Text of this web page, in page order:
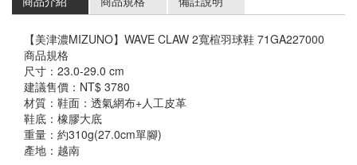
男上衣
女上衣
女下著
男下著
慢跑鞋
羽球鞋
YONEX優乃克
MIZUNO美津濃
【美津濃MIZUNO】WAVE CLAW 2寬楦羽球鞋 71GA227000
商品規格
尺寸：23.0-29.0 cm
建議售價：NT$ 3780
材質：鞋面：透氣網布+人工皮革
鞋底：橡膠大底
重量：約310g(27.0cm單腳)
產地：越南